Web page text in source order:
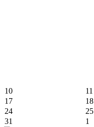
10 11
17
18
24
25
31
1